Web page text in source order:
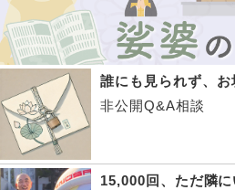
誰にも見られず、
非公開Q&A相談
15,000回、ただ隣